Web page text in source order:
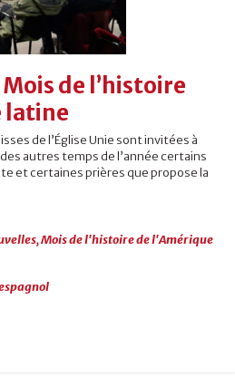
de l’histoire
latine
de l’Église Unie sont invitées à
autres temps de l’année certains
et certaines prières que propose la
,Mois de l'histoire de l'Amérique